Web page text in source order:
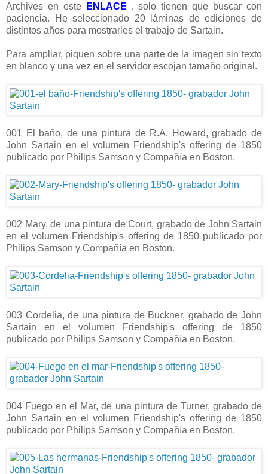
Archives en este
ENLACE , solo tienen que buscar con
paciencia. He seleccionado 20 láminas de ediciones de
distintos años para mostrarles el trabajo de Sartain.
Para ampliar, piquen sobre una parte de la imagen sin texto
en blanco y una vez en el servidor escojan tamaño original.
001 El baño, de una pintura de R.A. Howard, grabado de
John Sartain en el volumen Friendship's offering de 1850
publicado por Philips Samson y Compañía en Boston.
002 Mary, de una pintura de Court, grabado de John Sartain
en el volumen Friendship's offering de 1850 publicado por
Philips Samson y Compañía en Boston.
003 Cordelia, de una pintura de Buckner, grabado de John
Sartain en el volumen Friendship's offering de 1850
publicado por Philips Samson y Compañía en Boston.
004 Fuego en el Mar, de una pintura de Turner, grabado de
John Sartain en el volumen Friendship's offering de 1850
publicado por Philips Samson y Compañía en Boston.